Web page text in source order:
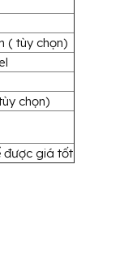
( tùy chọn)
chọn)
được giá tốt